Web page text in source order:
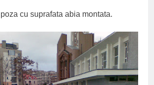
cu suprafata abia montata.